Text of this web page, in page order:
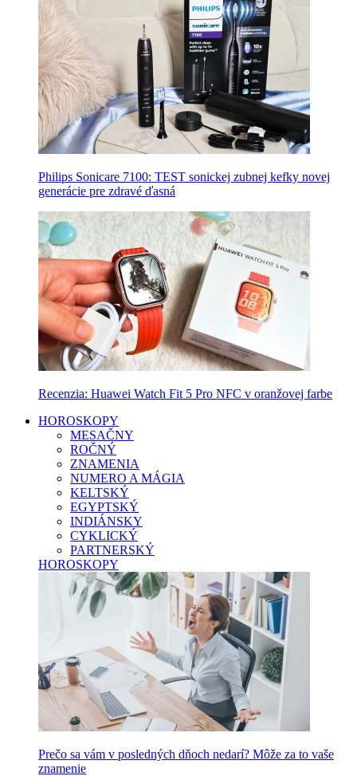
Philips Sonicare 7100: TEST sonickej zubnej kefky novej
generácie pre zdravé ďasná
Recenzia: Huawei Watch Fit 5 Pro NFC v oranžovej farbe
HOROSKOPY
MESAČNY
ROČNÝ
ZNAMENIA
NUMERO A MÁGIA
KELTSKÝ
EGYPTSKÝ
INDIÁNSKY
CYKLICKÝ
PARTNERSKÝ
HOROSKOPY
Prečo sa vám v posledných dňoch nedarí? Môže za to vaše
znamenie